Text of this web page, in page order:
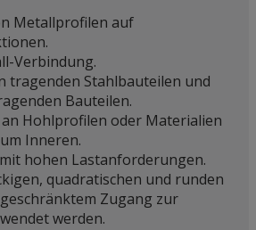
Metallprofilen auf
Verbindung.
tragenden Stahlbauteilen und
Bauteilen.
Hohlprofilen oder Materialien
Inneren.
hohen Lastanforderungen.
quadratischen und runden
Zugang zur
werden.